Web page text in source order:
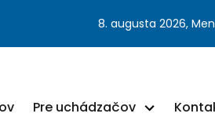
8. augusta 2026,
Pre uchádzačov